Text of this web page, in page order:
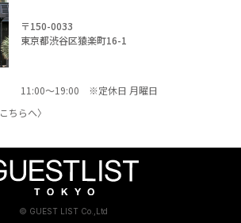
〒150-0033
東京都渋谷区猿楽町16-1
11:00～19:00 ※定休日 月曜日
こちらへ〉
© GUEST LIST Co.,Ltd